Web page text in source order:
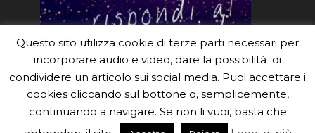
#eduinaf #inaf #astronomyforabetterworld.
Questo sito utilizza cookie di terze parti necessari per
incorporare audio e video, dare la possibilità di
condividere un articolo sui social media. Puoi accettare i
cookies cliccando sul bottone o, semplicemente,
continuando a navigare. Se non li vuoi, basta che